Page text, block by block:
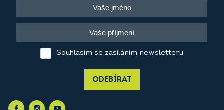
Souhlasím se zasíláním newsletteru
ODEBÍRAT